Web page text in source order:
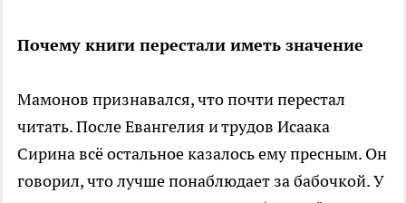
Почему книги перестали иметь значение
Мамонов признавался, что почти перестал
читать. После Евангелия и трудов Исаака
Сирина всё остальное казалось ему пресным. Он
говорил, что лучше понаблюдает за бабочкой. У